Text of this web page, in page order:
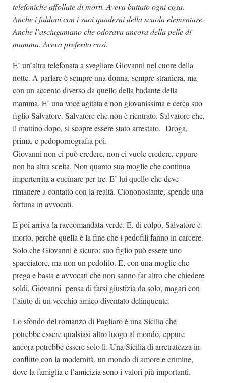
telefoniche affollate di morti. Aveva buttato ogni cosa.
Anche i faldoni con i suoi quaderni della scuola elementare.
Anche l’asciugamano che odorava ancora della pelle di
mamma. Aveva preferito così.
E’ un’altra telefonata a svegliare Giovanni nel cuore della
notte. A parlare è sempre una donna, sempre straniera, ma
con un accento diverso da quello della badante della
mamma. E’ una voce agitata e non giovanissima e cerca suo
figlio Salvatore. Salvatore che non è rientrato. Salvatore che,
il mattino dopo, si scopre essere stato arrestato. Droga,
prima, e pedopornografia poi.
Giovanni non ci può credere, non ci vuole credere, eppure
non ha altra scelta. Non quanto sua moglie che continua
imperterrita a cucinare per tre. E’ lui quello che deve
rimanere a contatto con la realtà. Ciononostante, spende una
fortuna in avvocati.
E poi arriva la raccomandata verde. E, di colpo, Salvatore è
morto, perché quella è la fine che i pedofili fanno in carcere.
Solo che Giovanni è sicuro: suo figlio può essere uno
spacciatore, ma non un pedofilo. E, con una moglie che
prega e basta e avvocati che non sanno far altro che chiedere
soldi, Giovanni pensa di farsi giustizia da solo, magari con
l’aiuto di un vecchio amico diventato delinquente.
Lo sfondo del romanzo di Pagliaro è una Sicilia che
potrebbe essere qualsiasi altro luogo al mondo, eppure
ancora potrebbe essere solo lì. Una Sicilia di arretratezza in
conflitto con la modernità, un mondo di amore e crimine,
dove la famiglia e l’amicizia sono i valori più importanti.